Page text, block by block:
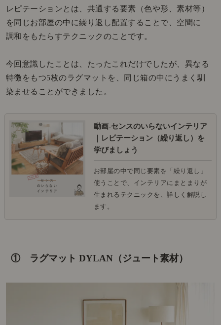
レピテーションとは、共通する要素（色や形、素材等）
を同じお部屋の中に繰り返し配置することで、空間に
調和をもたらすテクニックのことです。
今回意識したことは、たったこれだけでしたが、異なる
特徴をもつ5枚のラグマットを、同じ箱の中にうまく馴
染ませることができました。
動画-センスのいらないインテリア
｜レピテーション（繰り返し）を
学びましょう
お部屋の中で同じ要素を「繰り返し」
使うことで、インテリアにまとまりが
生まれるテクニックを、詳しく解説し
ます。
① ラグマット DYLAN（ジュート素材）